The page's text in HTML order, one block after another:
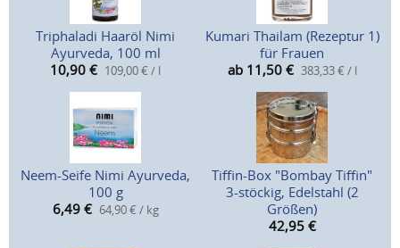
Triphaladi Haaröl Nimi
Ayurveda, 100 ml
10,90 € 109,00 € / l
Kumari Thailam (Rezeptur 1)
für Frauen
ab 11,50 € 383,33 € / l
Neem-Seife Nimi Ayurveda,
100 g
6,49 € 64,90 € / kg
Tiffin-Box "Bombay Tiffin"
3-stöckig, Edelstahl (2
Größen)
42,95 €